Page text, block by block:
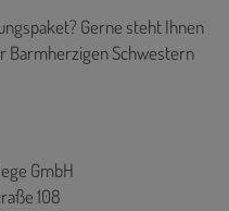
Gerne steht Ihnen
Barmherzigen Schwestern
GmbH
108